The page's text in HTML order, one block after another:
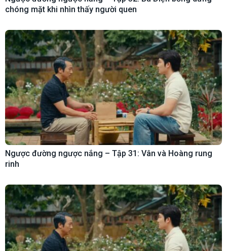
chóng mặt khi nhìn thấy người quen
Ngược đường ngược nắng – Tập 31: Vân và Hoàng rung
rinh